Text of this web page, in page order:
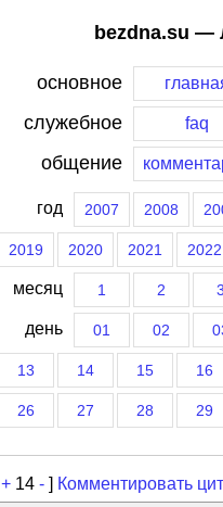
bezdna.su —
основное
служебное faq
общение
год 2007 2008
2019 2020 2021 2022
месяц 1 2 3
день 01 02
13 14 15 16
26 27 28 29
+ 14 - ] Комментировать